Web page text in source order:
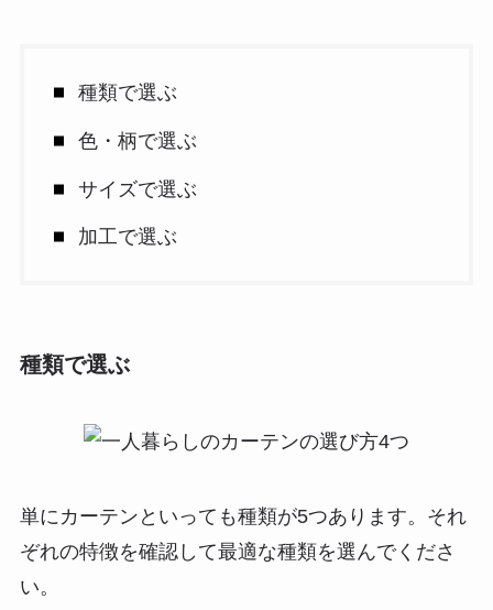
種類で選ぶ
色・柄で選ぶ
サイズで選ぶ
加工で選ぶ
種類で選ぶ
単にカーテンといっても種類が5つあります。それ
ぞれの特徴を確認して最適な種類を選んでくださ
い。